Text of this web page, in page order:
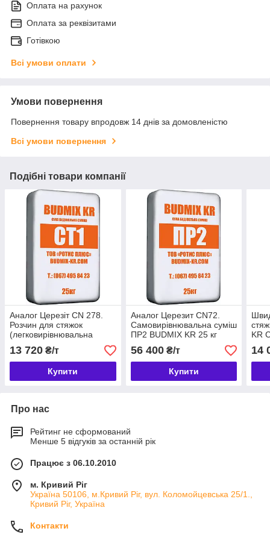
Оплата на рахунок
Оплата за реквізитами
Готівкою
Всі умови оплати
Умови повернення
Повернення товару впродовж 14 днів за домовленістю
Всі умови повернення
Подібні товари компанії
Аналог Церезіт СN 278.
Розчин для стяжок
(легковирівнювальна
стяжка) BUDMIX KR СТ1
13 720 ₴/т
Купити
Аналог Церезит CN72.
Самовирівнювальна суміш
ПР2 BUDMIX KR 25 кг
56 400₴/т
Купити
KR
86
14
Про нас
Рейтинг не сформований
Менше 5 відгуків за останній рік
Працює з 06.10.2010
м. Кривий Ріг
Україна 50106, м.Кривий Ріг, вул. Коломойцевська 25/1.,
Кривий Ріг, Україна
Контакти